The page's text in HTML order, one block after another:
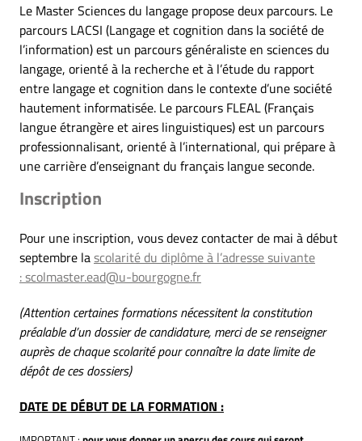
Le Master Sciences du langage propose deux parcours. Le
parcours LACSI (Langage et cognition dans la société de
l’information) est un parcours généraliste en sciences du
langage, orienté à la recherche et à l’étude du rapport
entre langage et cognition dans le contexte d’une société
hautement informatisée. Le parcours FLEAL (Français
langue étrangère et aires linguistiques) est un parcours
professionnalisant, orienté à l’international, qui prépare à
une carrière d’enseignant du français langue seconde.
Inscription
Pour une inscription, vous devez contacter de mai à début
septembre lascolarité du diplôme à l’adresse suivante
:scolmaster.ead@u-bourgogne.fr
(Attention certaines formations nécessitent la constitution
préalable d’un dossier de candidature, merci de se renseigner
auprès de chaque scolarité pour connaître la date limite de
dépôt de ces dossiers)
DATE DE DÉBUT DE LA FORMATION :